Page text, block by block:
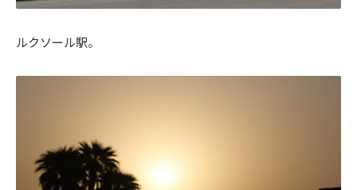
ルクソール駅。